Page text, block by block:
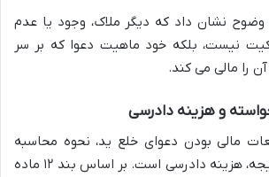
وضوح نشان داد که دیگر ملاک، وجود یا عدم
نیست، بلکه خود ماهیت دعوا که بر سر
را مالی می کند.
و هزینه دادرسی
مالی بودن دعوای خلع ید، نحوه محاسبه
بهای خواسته و در نتیجه، هزینه دادرسی است. بر اساس بند ۱۲ ماده